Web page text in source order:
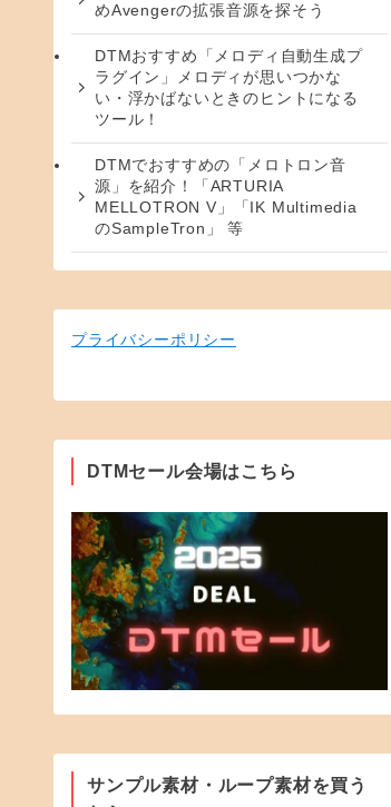
めAvengerの拡張音源を探そう
DTMおすすめ「メロディ自動生成プ
ラグイン」メロディが思いつかな
い・浮かばないときのヒントになる
ツール！
DTMでおすすめの「メロトロン音
源」を紹介！「ARTURIA
MELLOTRON V」「IK Multimedia
のSampleTron」 等
プライバシーポリシー
DTMセール会場はこちら
サンプル素材・ループ素材を買う